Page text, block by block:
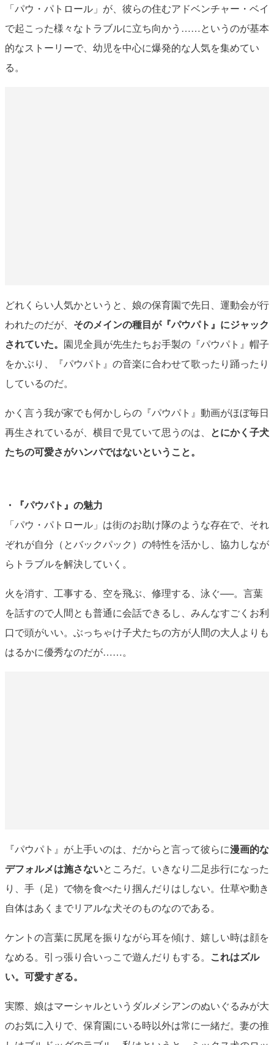
「パウ・パトロール」が、彼らの住むアドベンチャー・ベイ
で起こった様々なトラブルに立ち向かう……というのが基本
的なストーリーで、幼児を中心に爆発的な人気を集めてい
る。
どれくらい人気かというと、娘の保育園で先日、運動会が行
われたのだが、 そのメインの種目が『パウパト』にジャック
されていた。 園児全員が先生たちお手製の『パウパト』帽子
をかぶり、『パウパト』の音楽に合わせて歌ったり踊ったり
しているのだ。
かく言う我が家でも何かしらの『パウパト』動画がほぼ毎日
再生されているが、横目で見ていて思うのは、 とにかく子犬
たちの可愛さがハンパではないということ。
・『パウパト』の魅力
「パウ・パトロール」は街のお助け隊のような存在で、それ
ぞれが自分（とバックパック）の特性を活かし、協力しなが
らトラブルを解決していく。
火を消す、工事する、空を飛ぶ、修理する、泳ぐ──。言葉
を話すので人間とも普通に会話できるし、みんなすごくお利
口で頭がいい。ぶっちゃけ子犬たちの方が人間の大人よりも
はるかに優秀なのだが……。
『パウパト』が上手いのは、だからと言って彼らに漫画的な
デフォルメは施さないところだ。いきなり二足歩行になった
り、手（足）で物を食べたり掴んだりはしない。仕草や動き
自体はあくまでリアルな犬そのものなのである。
ケントの言葉に尻尾を振りながら耳を傾け、嬉しい時は顔を
なめる。引っ張り合いっこで遊んだりもする。 これはズル
い。可愛すぎる。
実際、娘はマーシャルというダルメシアンのぬいぐるみが大
のお気に入りで、保育園にいる時以外は常に一緒だ。妻の推